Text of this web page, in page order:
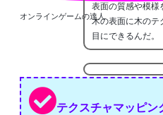
オンラインゲームの達人
表面の質感や模様
木の表面に木のテ
目にできるんだ。
テクスチャマッピン